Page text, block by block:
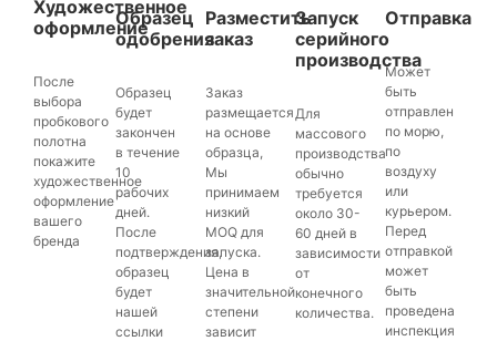
Художественное
оформление
После
выбора
пробкового
полотна
покажите
художественное
оформление
вашего
бренда
Образец
одобрения
Образец
будет
закончен
в течение
10
рабочих
дней.
После
подтверждения,
образец
будет
нашей
ссылки
Разместить
заказ
Заказ
размещается
на основе
образца,
Мы
принимаем
низкий
MOQ для
запуска.
Цена в
значительной
степени
зависит
Запуск
серийного
производства
Для
массового
производства
обычно
требуется
около 30-
60 дней в
зависимости
от
конечного
количества.
Отправка
Может
быть
отправлен
по морю,
по
воздуху
или
курьером.
Перед
отправкой
может
быть
проведена
инспекция